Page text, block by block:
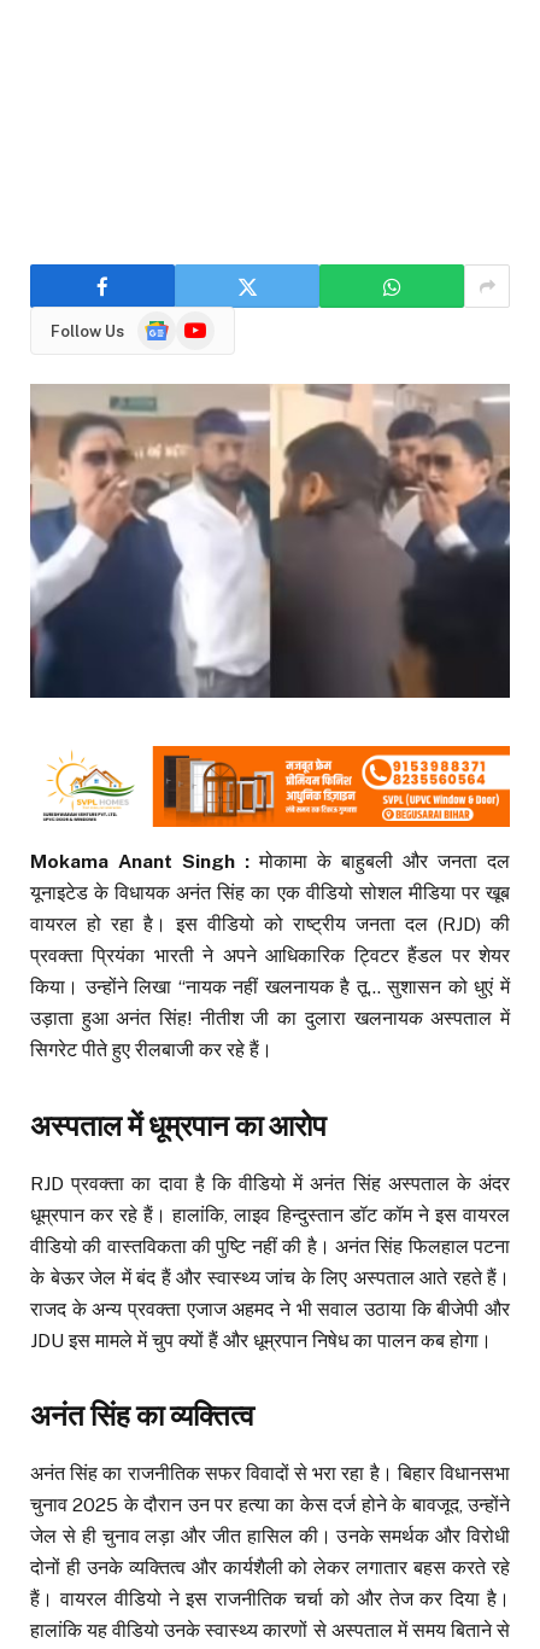
Follow Us
GoogleYouTube
Mokama Anant Singh :मोकामा के बाहुबली और जनता दल
यूनाइटेड के विधायक अनंत सिंह का एक वीडियो सोशल मीडिया पर खूब
वायरल हो रहा है। इस वीडियो को राष्ट्रीय जनता दल (RJD) की
प्रवक्ता प्रियंका भारती ने अपने आधिकारिक ट्विटर हैंडल पर शेयर
किया। उन्होंने लिखा “नायक नहीं खलनायक है तू… सुशासन को धुएं में
उड़ाता हुआ अनंत सिंह! नीतीश जी का दुलारा खलनायक अस्पताल में
सिगरेट पीते हुए रीलबाजी कर रहे हैं।
अस्पताल में धूम्रपान का आरोप
RJD प्रवक्ता का दावा है कि वीडियो में अनंत सिंह अस्पताल के अंदर
धूम्रपान कर रहे हैं। हालांकि, लाइव हिन्दुस्तान डॉट कॉम ने इस वायरल
वीडियो की वास्तविकता की पुष्टि नहीं की है। अनंत सिंह फिलहाल पटना
के बेऊर जेल में बंद हैं और स्वास्थ्य जांच के लिए अस्पताल आते रहते हैं।
राजद के अन्य प्रवक्ता एजाज अहमद ने भी सवाल उठाया कि बीजेपी और
JDU इस मामले में चुप क्यों हैं और धूम्रपान निषेध का पालन कब होगा।
अनंत सिंह का व्यक्तित्व
अनंत सिंह का राजनीतिक सफर विवादों से भरा रहा है। बिहार विधानसभा
चुनाव 2025 के दौरान उन पर हत्या का केस दर्ज होने के बावजूद, उन्होंने
जेल से ही चुनाव लड़ा और जीत हासिल की। उनके समर्थक और विरोधी
दोनों ही उनके व्यक्तित्व और कार्यशैली को लेकर लगातार बहस करते रहे
हैं। वायरल वीडियो ने इस राजनीतिक चर्चा को और तेज कर दिया है।
हालांकि यह वीडियो उनके स्वास्थ्य कारणों से अस्पताल में समय बिताने से